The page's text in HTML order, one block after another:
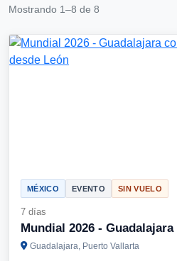
Mostrando 1–8 de 8
MÉXICO EVENTO SIN VUELO
7 días
Mundial 2026 - Guadalajara
Guadalajara, Puerto Vallarta